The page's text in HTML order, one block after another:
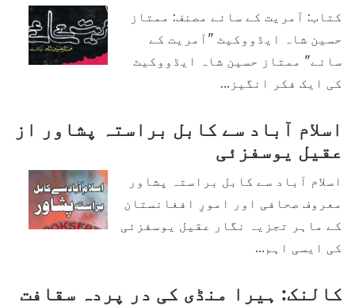
کتاب: آمریت کے سائے مصنف: ممتاز
حسین شاہ ایڈووکیٹ "آمریت کے
سائے" ممتاز حسین شاہ ایڈووکیٹ
کی ایک فکر انگیز…
اسلام آباد سے کابل براستہ پشاور از
عقیل یوسفزئی
اسلام آباد سے کابل براستہ پشاور
معروف صحافی اور امورِ افغانستان
کے ماہر تجزیہ نگار عقیل یوسفزئی
کی ایسی اہم…
کالنک: ہیرا منڈی کی در پردہ سقافت